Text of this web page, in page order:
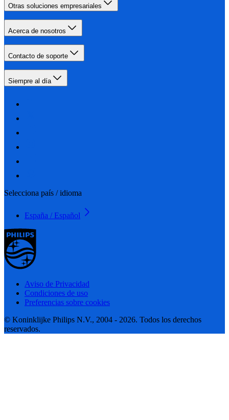
Otras soluciones empresariales
Acerca de nosotros
Contacto de soporte
Siempre al día
Selecciona país / idioma
España / Español
Aviso de Privacidad
Condiciones de uso
Preferencias sobre cookies
© Koninklijke Philips N.V., 2004 - 2026. Todos los derechos
reservados.